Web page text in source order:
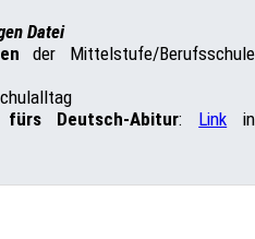
Datei
der Mittelstufe/Berufsschule
fürs Deutsch-Abitur: Link in